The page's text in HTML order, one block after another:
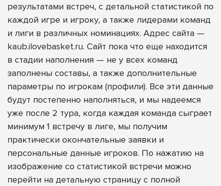
результатами встреч, с детальной статистикой по
каждой игре и игроку, а также лидерами команд
и лиги в различных номинациях. Адрес сайта —
kaub.ilovebasket.ru. Сайт пока что еще находится
в стадии наполнения — не у всех команд
заполнены составы, а также дополнительные
параметры по игрокам (профили). Все эти данные
будут постепенно наполняться, и мы надеемся
уже после 2 тура, когда каждая команда сыграет
минимум 1 встречу в лиге, мы получим
практически окончательные заявки и
персональные данные игроков. По нажатию на
изображение со статистикой встречи можно
перейти на детальную страницу с полной